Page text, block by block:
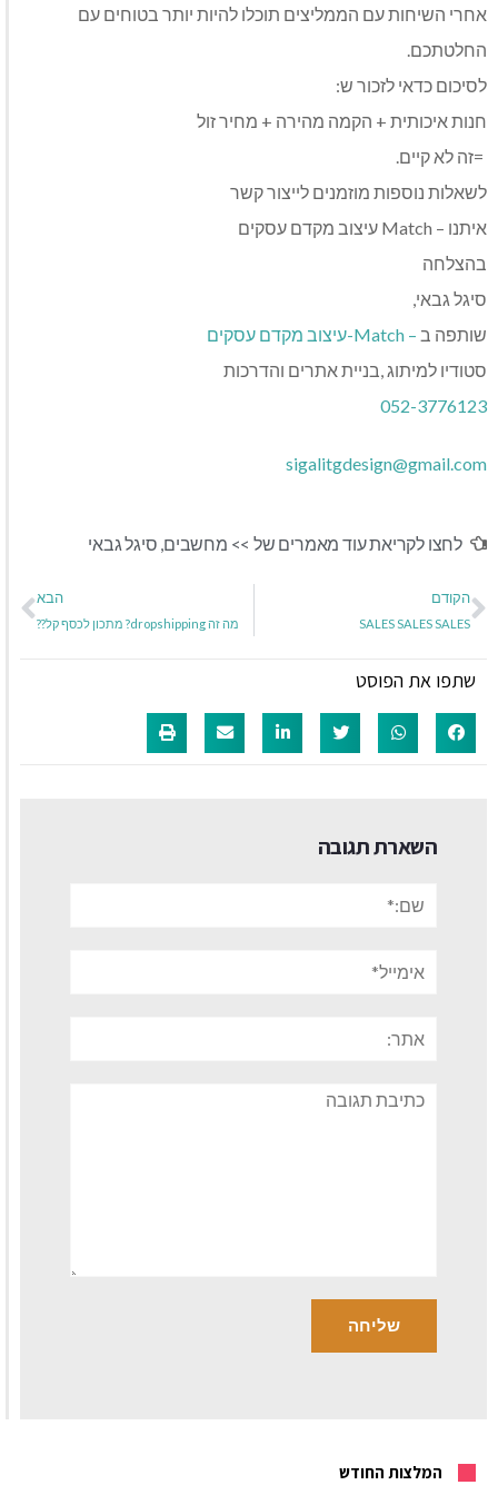
‬החלטתכם‭.‬
לסיכום‭ ‬כדאי‭ ‬לזכור‭ ‬ש‭:‬
חנות‭ ‬איכותית‭ + ‬הקמה‭ ‬מהירה‭ + ‬מחיר‭ ‬זול
‭= ‬זה‭ ‬לא‭ ‬קיים‭.‬
לשאלות‭ ‬נוספות‭ ‬מוזמנים‭ ‬לייצור‭ ‬קשר
איתנו‭ ‬Match‭ – ‬עיצוב‭ ‬מקדם‭ ‬עסקים
בהצלחה
סיגל‭ ‬גבאי‭,‬
שותפה‭ ‬ב
‭-‬Match‭ – ‬עיצוב‭ ‬מקדם‭ ‬עסקים
סטודיו‭ ‬למיתוג‭, ‬בניית‭ ‬אתרים‭ ‬והדרכות
052-3776123
sigalitgdesign@gmail.com
לחצו לקריאת עוד מאמרים של >> מחשבים, סיגל גבאי
הקודם
SALES SALES SALES
הבא
מה זה dropshipping? מתכון לכסף קל??
שתפו את הפוסט
השארת תגובה
תגובה
המלצות החודש